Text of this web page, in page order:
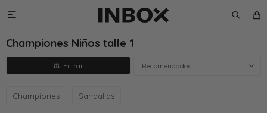

Championes Niños talle 1
Recomendados
Championes Sandalias